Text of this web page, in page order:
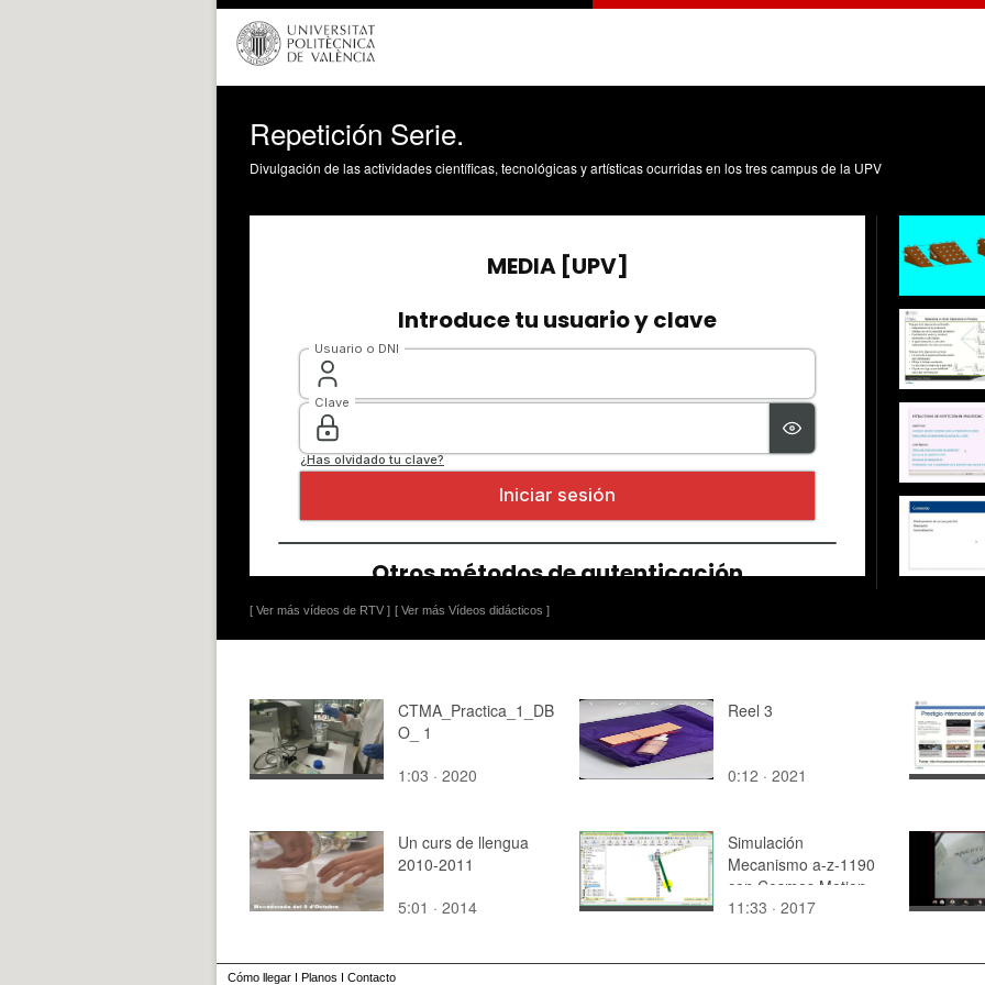
Repetición Serie.
Divulgación de las actividades científicas, tecnológicas y artísticas ocurridas en los tres campus de la UPV
[ Ver más vídeos de RTV ] [ Ver más Vídeos didácticos ]
CTMA_Practica_1_DB
O_ 1
1:03 · 2020
Reel 3
0:12 · 2021
Un curs de llengua
2010-2011
5:01 · 2014
Simulación
Mecanismo a-z-1190
con Cosmos Motion -
1 de 3
11:33 · 2017
Cómo llegar I Planos I Contacto